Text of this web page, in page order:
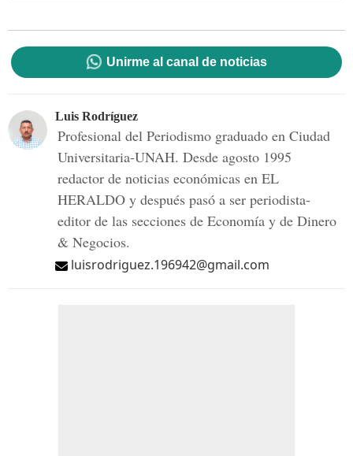
Unirme al canal de noticias
Luis Rodríguez
Profesional del Periodismo graduado en Ciudad
Universitaria-UNAH. Desde agosto 1995
redactor de noticias económicas en EL
HERALDO y después pasó a ser periodista-
editor de las secciones de Economía y de Dinero
& Negocios.
luisrodriguez.196942@gmail.com